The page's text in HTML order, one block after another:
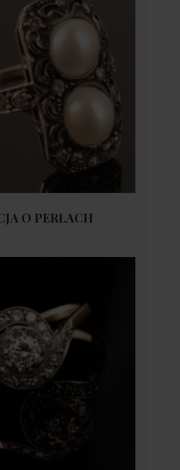
O PERŁACH